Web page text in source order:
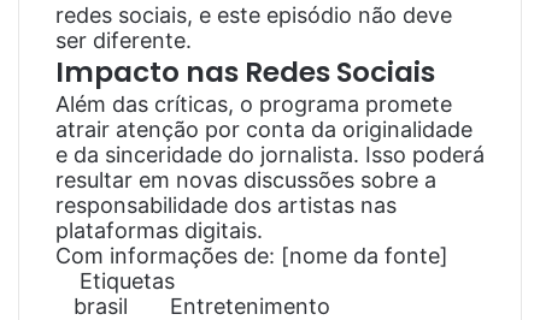
redes sociais, e este episódio não deve
ser diferente.
Impacto nas Redes Sociais
Além das críticas, o programa promete
atrair atenção por conta da originalidade
e da sinceridade do jornalista. Isso poderá
resultar em novas discussões sobre a
responsabilidade dos artistas nas
plataformas digitais.
Com informações de: [nome da fonte]
Etiquetas
brasil
Entretenimento